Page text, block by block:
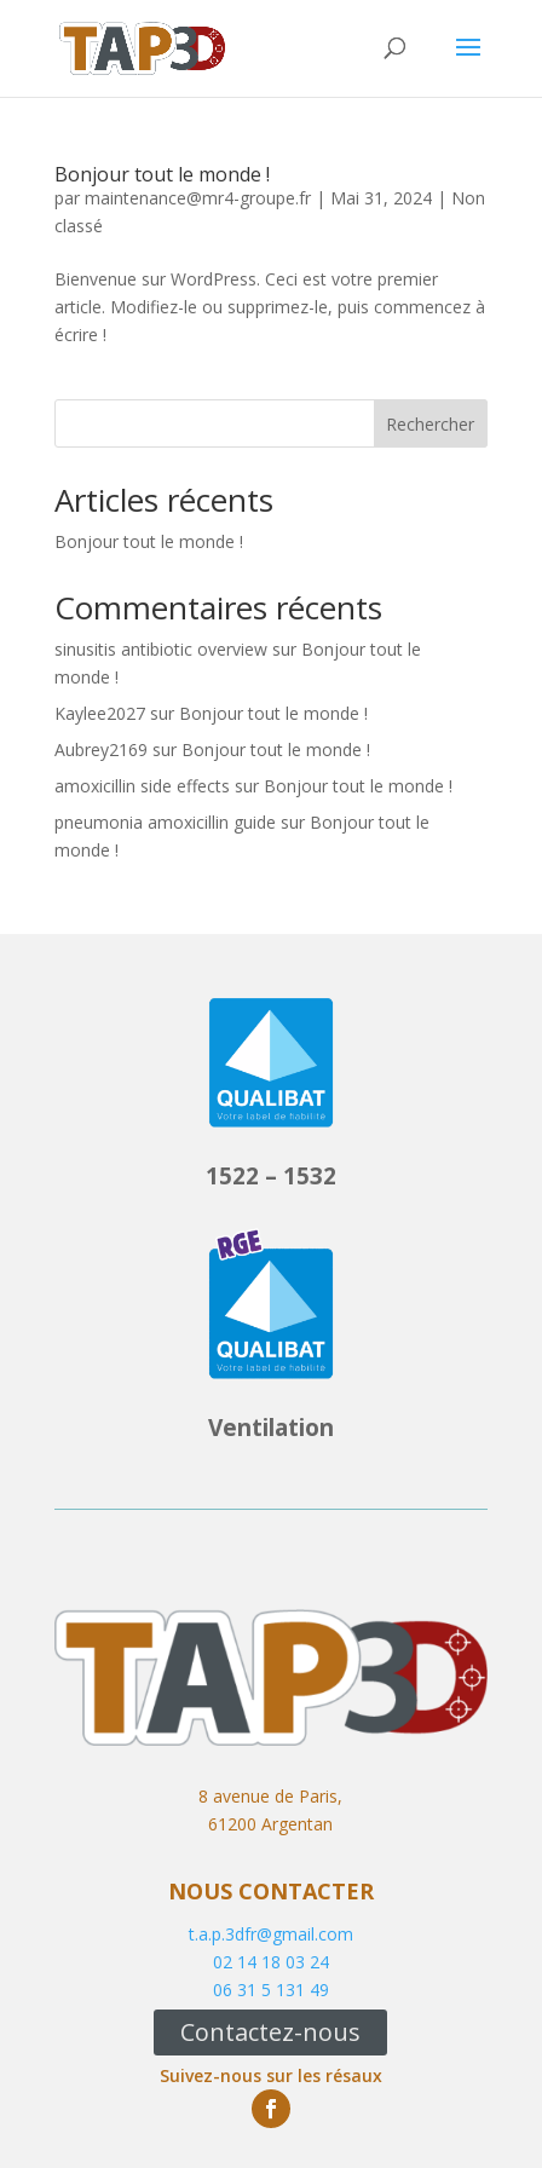
Bonjour tout le monde !
par maintenance@mr4-groupe.fr| Mai 31, 2024| Non
classé
Bienvenue sur WordPress. Ceci est votre premier
article. Modifiez-le ou supprimez-le, puis commencez à
écrire !
Rechercher
Articles récents
Bonjour tout le monde !
Commentaires récents
sinusitis antibiotic overviewsur Bonjour tout le
monde !
Kaylee2027sur Bonjour tout le monde !
Aubrey2169 sur Bonjour tout le monde !
amoxicillin side effects sur Bonjour tout le monde !
pneumonia amoxicillin guide sur Bonjour tout le
monde !
1522 – 1532
Ventilation
8 avenue de Paris,
61200 Argentan
NOUS CONTACTER
t.a.p.3dfr@gmail.com
02 14 18 03 24
06 31 5 131 49
Contactez-nous
Suivez-nous sur les résaux